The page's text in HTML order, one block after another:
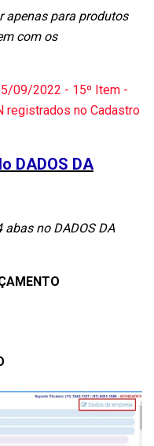
para produtos
com os
DADOS DA
no DADOS DA